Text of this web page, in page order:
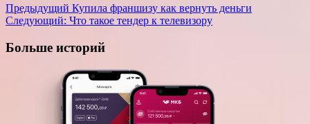
Навигация
записи
Предыдущий Купила франшизу как вернуть деньги
Следующий: Что такое тендер к телевизору
Больше историй